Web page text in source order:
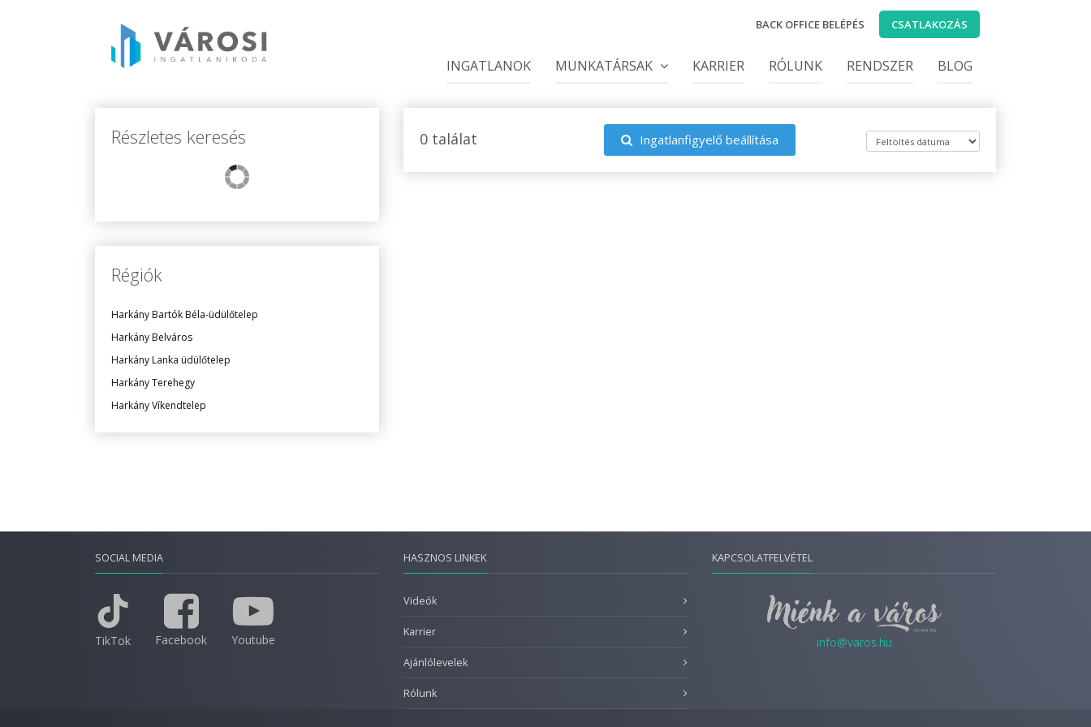
BACK OFFICE BELÉPÉS CSATLAKOZÁS
INGATLANOK MUNKATÁRSAK KARRIER RÓLUNK RENDSZER BLOG
Részletes keresés
Régiók
Harkány Bartók Béla-üdülőtelep
Harkány Belváros
Harkány Lanka üdülőtelep
Harkány Terehegy
Harkány Víkendtelep
0 találat Ingatlanfigyelő beállítása
SOCIAL MEDIA
TikTok Facebook Youtube
HASZNOS LINKEK
Videók
Karrier
Ajánlólevelek
Rólunk
KAPCSOLATFELVÉTEL
info@varos.hu